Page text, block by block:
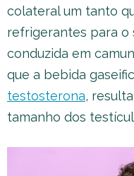
colateral um tanto
refrigerantes para o
conduzida em
que a bebida
testosterona,
tamanho dos